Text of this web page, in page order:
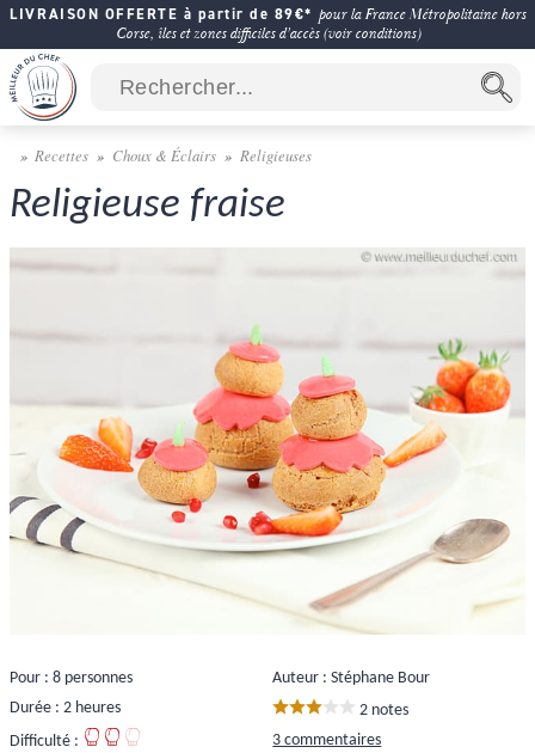
LIVRAISON OFFERTE à partir de 89€* pour la France Métropolitaine hors
Corse, îles et zones difficiles d'accès (voir conditions)
Recettes Choux & Éclairs Religieuses
Religieuse fraise
Pour : 8 personnes
Durée : 2 heures
Difficulté :
Auteur : Stéphane Bour
2 notes
3 commentaires